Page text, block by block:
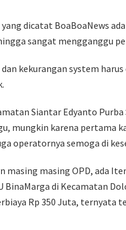
dicatat BoaBoaNews
sangat mengganggu
kekurangan system
Siantar Edyanto
mungkin karena pertama
operatornya semoga di
masing masing OPD, ada
BinaMarga di Kecamatan
Rp 350 Juta, ternyata